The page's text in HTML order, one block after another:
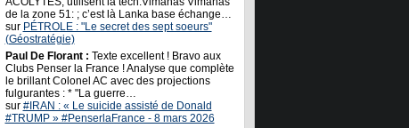
de la zone 51: ; c’est là Lanka base échange…
sur PÉTROLE : "Le secret des sept soeurs"
(Géostratégie)
Paul De Florant : Texte excellent ! Bravo aux
Clubs Penser la France ! Analyse que complète
le brillant Colonel AC avec des projections
fulgurantes : * "La guerre…
sur #IRAN : « Le suicide assisté de Donald
#TRUMP » #PenserlaFrance - 8 mars 2026